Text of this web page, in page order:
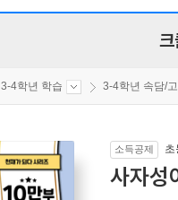
3-4학년 학습 3-4학년 속담/
소득공제 초
사자성